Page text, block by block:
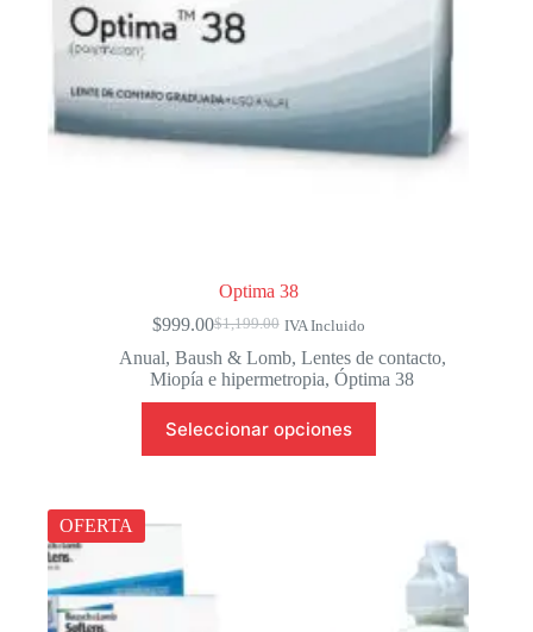
Optima 38
$1,199.00
El
precio
original
era:
$1,199.00.
$999.00El
precio
actual
es:
$999.00.
IVA Incluido
Anual, Baush & Lomb, Lentes de contacto,
Miopía e hipermetropia,Óptima 38
Seleccionar opciones
producto
tiene
OFERTA